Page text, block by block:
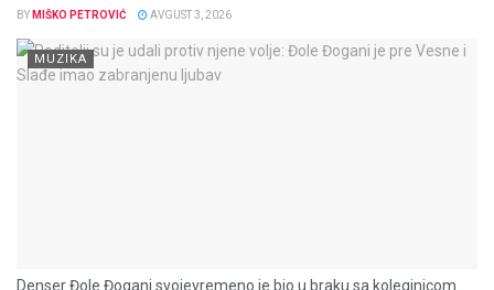
BY MIŠKO PETROVIĆ AVGUST 3, 2026
MUZIKA
Denser Đole Đogani svojevremeno je bio u braku sa koleginicom